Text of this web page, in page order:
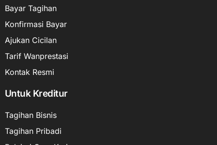
Bayar Tagihan
Konfirmasi Bayar
Ajukan Cicilan
Tarif Wanprestasi
Kontak Resmi
Untuk Kreditur
Tagihan Bisnis
Tagihan Pribadi